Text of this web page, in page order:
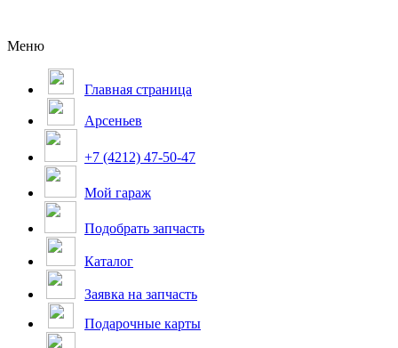
Меню
Главная страница
Арсеньев
+7 (4212) 47-50-47
Мой гараж
Подобрать запчасть
Каталог
Заявка на запчасть
Подарочные карты